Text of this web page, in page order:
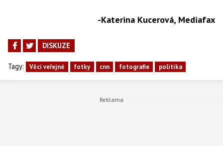
-Katerina Kucerová, Mediafax
DISKUZE
Tagy: Věci veřejné fotky cnn fotografie politika